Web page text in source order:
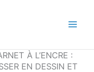
À L’ENCRE :
EN DESSIN ET